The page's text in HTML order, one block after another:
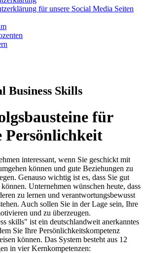
für unsere Social Media Seiten
Business Skills
für
Persönlichkeit
interessant, wenn Sie geschickt mit
können und gute Beziehungen zu
Genauso wichtig ist es, dass Sie gut
Unternehmen wünschen heute, dass
zu lernen und verantwortungsbewusst
Auch sollen Sie in der Lage sein, Ihre
und zu überzeugen.
skills" ist ein deutschlandweit anerkanntes
Sie Ihre Persönlichkeitskompetenz
können. Das System besteht aus 12
in vier Kernkompetenzen: